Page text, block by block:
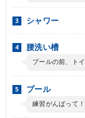
シャワー
腰洗い槽
プールの前、ト
プール
練習がんばって！